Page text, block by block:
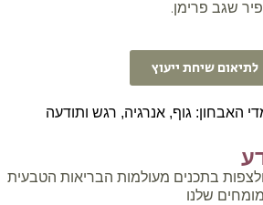
שגב פרימן.
לתיאום שיחת ייעוץ
בתכנים מעולמות הבריאות הטבעית
שלנו